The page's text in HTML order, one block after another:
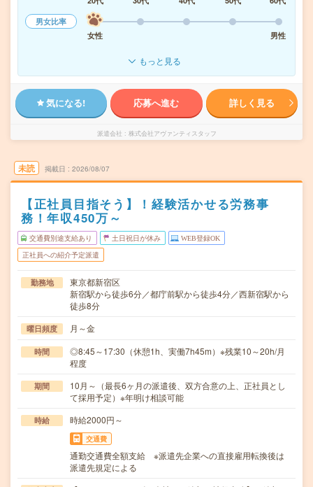
男女比率
女性
男性
もっと見る
気になる! 応募へ進む 詳しく見る
派遣会社 株式会社アヴァンティスタッフ
未読 掲載日 2026/08/07
【正社員目指そう】！経験活かせる労務事
務！年収450万～
交通費別途支給あり 土日祝日が休み WEB登録OK
正社員への紹介予定派遣
勤務地
東京都新宿区
新宿駅から徒歩6分／都庁前駅から徒歩4分／西新宿駅から
徒歩8分
曜日頻度 月～金
時間
◎8:45～17:30（休憩1h、実働7h45m）※残業10～20h/月
程度
期間
10月～（最長6ヶ月の派遣後、双方合意の上、正社員とし
て採用予定）※年明け相談可能
時給 時給2000円～
交通費
通勤交通費全額支給 ※派遣先企業への直接雇用転換後は
派遣先規定による